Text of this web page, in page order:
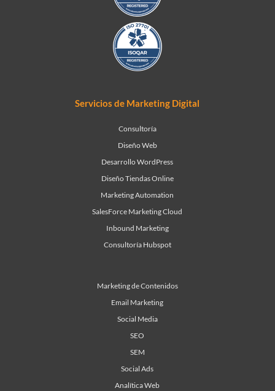
Servicios de Marketing Digital
Consultoría
Diseño Web
Desarrollo WordPress
Diseño Tiendas Online
Marketing Automation
SalesForce Marketing Cloud
Inbound Marketing
Consultoría Hubspot
Marketing de Contenidos
Email Marketing
Social Media
SEO
SEM
Social Ads
Analítica Web